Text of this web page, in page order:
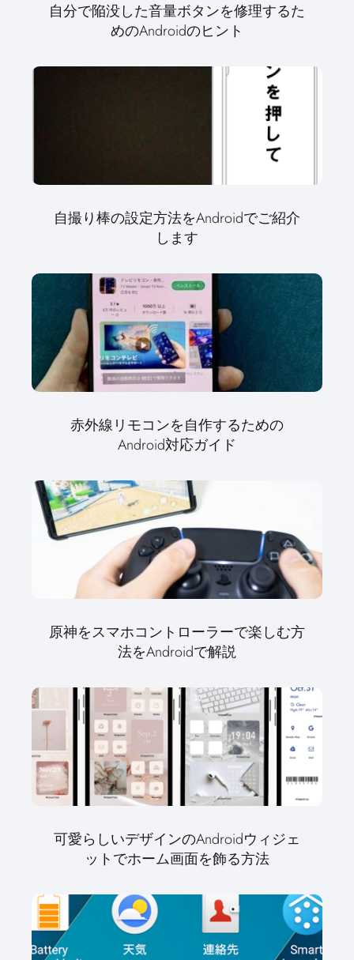
自分で陥没した音量ボタンを修理するた
めのAndroidのヒント
自撮り棒の設定方法をAndroidでご紹介
します
赤外線リモコンを自作するための
Android対応ガイド
原神をスマホコントローラーで楽しむ方
法をAndroidで解説
可愛らしいデザインのAndroidウィジェ
ットでホーム画面を飾る方法